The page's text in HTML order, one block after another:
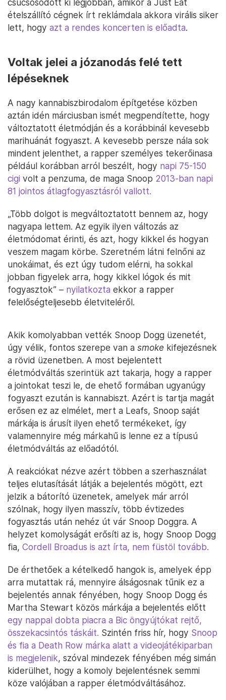
csúcsosodott ki legjobban, amikor a Just Eat
ételszállító cégnek írt reklámdala akkora virális siker
lett, hogy azt a rendes koncerten is előadta.
Voltak jelei a józanodás felé tett
lépéseknek
A nagy kannabiszbirodalom építgetése közben
aztán idén márciusban ismét megpendítette, hogy
változtatott életmódján és a korábbinál kevesebb
marihuánát fogyaszt. A kevesebb persze nála sok
mindent jelenthet, a rapper személyes tekerőinasa
például korábban arról beszélt, hogy napi 75-150
cigi volt a penzuma, de maga Snoop 2013-ban napi
81 jointos átlagfogyasztásról vallott.
„Több dolgot is megváltoztatott bennem az, hogy
nagyapa lettem. Az egyik ilyen változás az
életmódomat érinti, és azt, hogy kikkel és hogyan
veszem magam körbe. Szeretném látni felnőni az
unokáimat, és ezt úgy tudom elérni, ha sokkal
jobban figyelek arra, hogy kikkel lógok és mit
fogyasztok” – nyilatkozta ekkor a rapper
felelőségteljesebb életviteléről.
Akik komolyabban vették Snoop Dogg üzenetét,
úgy vélik, fontos szerepe van a smoke kifejezésnek
a rövid üzenetben. A most bejelentett
életmódváltás szerintük azt takarja, hogy a rapper
a jointokat teszi le, de ehető formában ugyanúgy
fogyaszt ezután is kannabiszt. Azért is tartja magát
erősen ez az elmélet, mert a Leafs, Snoop saját
márkája is árusít ilyen ehető termékeket, így
valamennyire még márkahű is lenne ez a típusú
életmódváltás az előadótól.
A reakciókat nézve azért többen a szerhasználat
teljes elutasítását látják a bejelentés mögött, ezt
jelzik a bátorító üzenetek, amelyek már arról
szólnak, hogy ilyen masszív, több évtizedes
fogyasztás után nehéz út vár Snoop Doggra. A
helyzet komolyságát erősíti az is, hogy Snoop Dogg
fia, Cordell Broadus is azt írta, nem füstöl tovább.
De érthetőek a kételkedő hangok is, amelyek épp
arra mutattak rá, mennyire álságosnak tűnik ez a
bejelentés annak fényében, hogy Snoop Dogg és
Martha Stewart közös márkája a bejelentés előtt
egy nappal dobta piacra a Bic öngyújtókat rejtő,
összekacsintós táskáit. Szintén friss hír, hogy Snoop
és fia a Death Row márka alatt a videojátékiparban
is megjelenik, szóval mindezek fényében még simán
kiderülhet, hogy a komoly bejelentésnek semmi
köze valójában a rapper életmódváltásához.